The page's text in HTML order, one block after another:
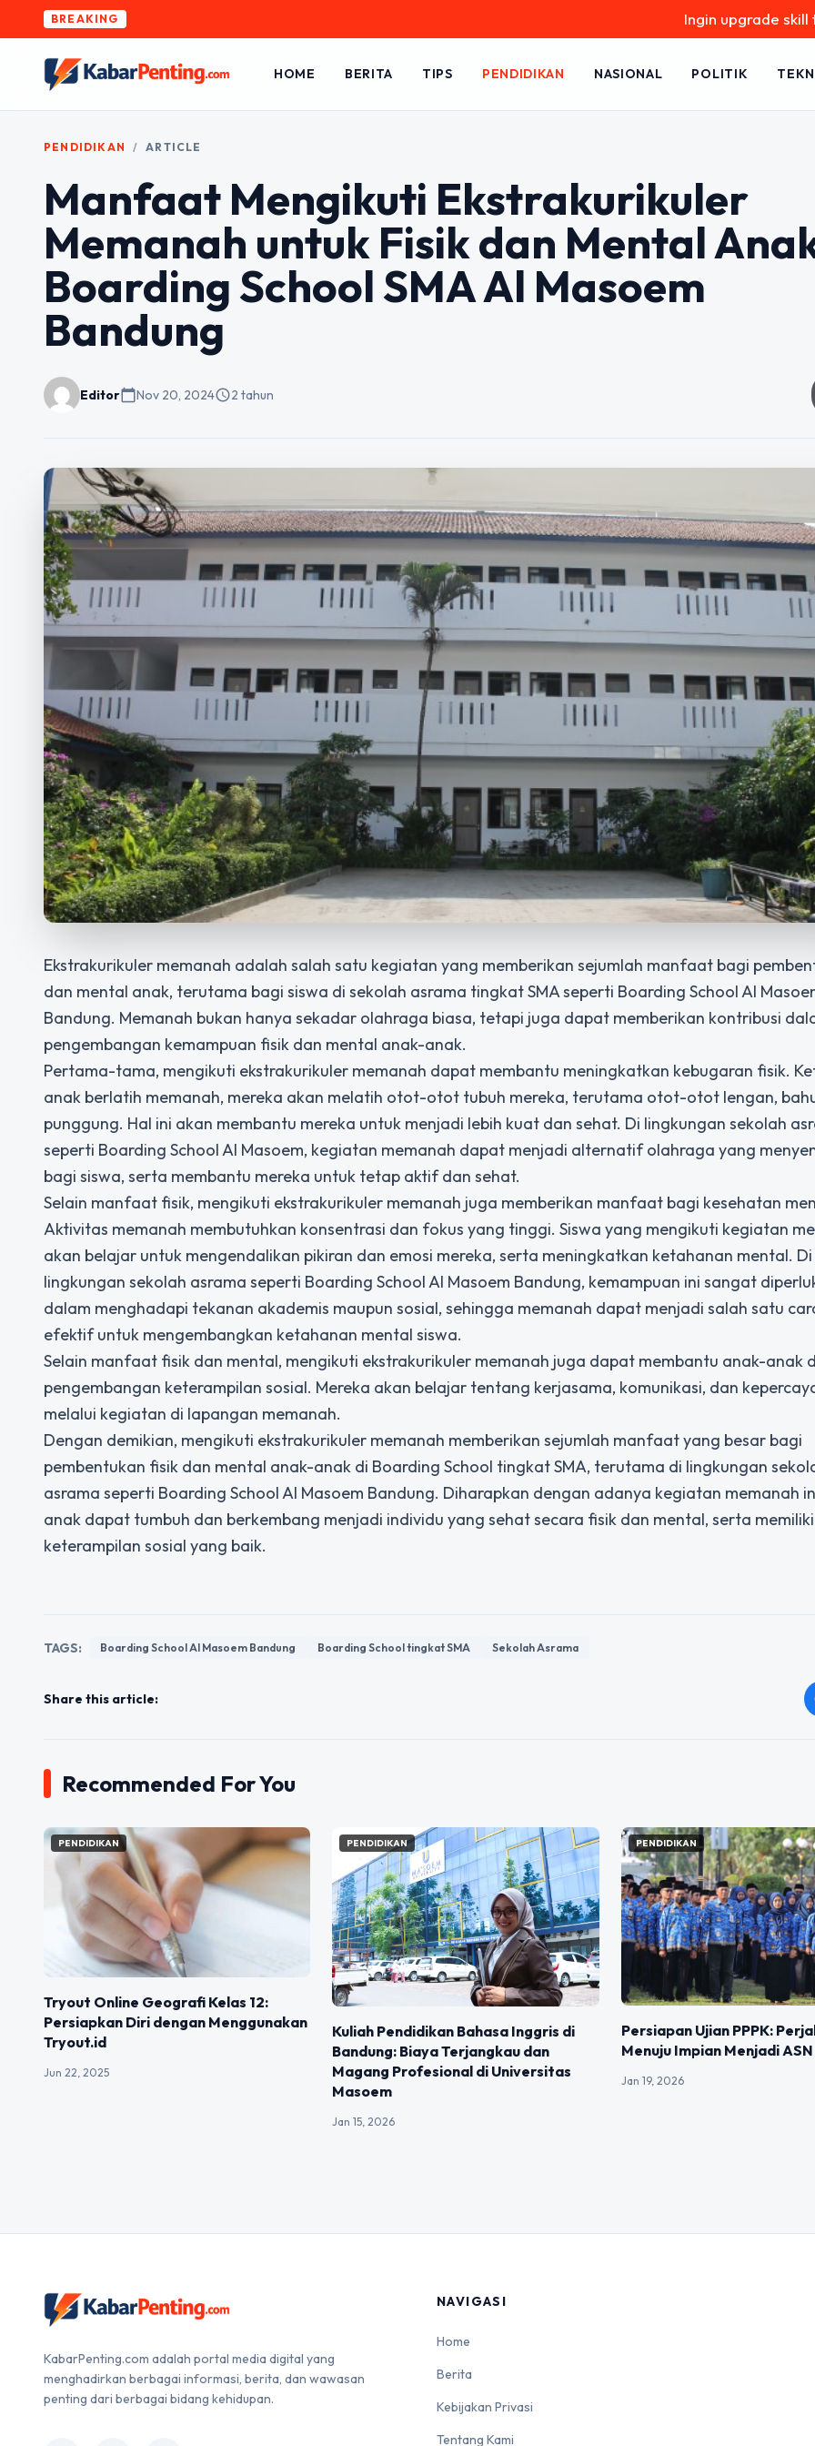
BREAKING Ingin upgrade skill tanpa
HOME BERITA TIPS PENDIDIKAN NASIONAL POLITIK
PENDIDIKAN / ARTICLE
Manfaat Mengikuti Ekstrakurikuler
Memanah untuk Fisik dan Mental
Boarding School SMA Al Masoem
Bandung
Editorcalendar_todayNov 20, 2024schedule2 tahun
Ekstrakurikuler memanah adalah salah satu kegiatan yang memberikan sejumlah manfaat bagi
dan mental anak, terutama bagi siswa di sekolah asrama tingkat SMAseperti Boarding School Al
Bandung. Memanah bukan hanya sekadar olahraga biasa, tetapi juga dapat memberikan kontribusi
pengembangan kemampuan fisik dan mental anak-anak.
Pertama-tama, mengikuti ekstrakurikuler memanah dapat membantu meningkatkan kebugaran fisik.
anak berlatih memanah, mereka akan melatih otot-otot tubuh mereka, terutama otot-otot lengan,
punggung. Hal ini akan membantu mereka untuk menjadi lebih kuat dan sehat. Di lingkungan sekolah
seperti Boarding School Al Masoem, kegiatan memanah dapat menjadi alternatif olahraga yang
bagi siswa, serta membantu mereka untuk tetap aktif dan sehat.
Selain manfaat fisik, mengikuti ekstrakurikuler memanah juga memberikan manfaat bagi kesehatan
Aktivitas memanah membutuhkan konsentrasi dan fokus yang tinggi. Siswa yang mengikuti kegiatan
akan belajar untuk mengendalikan pikiran dan emosi mereka, serta meningkatkan ketahanan mental. Di
lingkungan sekolah asrama seperti Boarding School Al Masoem Bandung, kemampuan ini sangat
dalam menghadapi tekanan akademis maupun sosial, sehingga memanah dapat menjadi salah satu
efektif untuk mengembangkan ketahanan mental siswa.
Selain manfaat fisik dan mental, mengikuti ekstrakurikuler memanah juga dapat membantu anak-anak
pengembangan keterampilan sosial. Mereka akan belajar tentang kerjasama, komunikasi, dan
melalui kegiatan di lapangan memanah.
Dengan demikian, mengikuti ekstrakurikuler memanah memberikan sejumlah manfaat yang besar bagi
pembentukan fisik dan mental anak-anak di Boarding School tingkat SMA, terutama di lingkungan
asrama seperti Boarding School Al Masoem Bandung. Diharapkan dengan adanya kegiatan memanah
anak dapat tumbuh dan berkembang menjadi individu yang sehat secara fisik dan mental, serta memiliki
keterampilan sosial yang baik.
TAGS: Boarding School Al Masoem Bandung Boarding School tingkat SMA Sekolah Asrama
Share this article:
Recommended For You
PENDIDIKAN
Tryout Online Geografi Kelas 12:
Persiapkan Diri dengan Menggunakan
Tryout.id
Jun 22, 2025
PENDIDIKAN
Kuliah Pendidikan Bahasa Inggris di
Bandung: Biaya Terjangkau dan
Magang Profesional di Universitas
Masoem
Jan 15, 2026
PENDIDIKAN
Persiapan Ujian PPPK:
Menuju Impian Menjadi ASN
Jan 19, 2026
KabarPenting.com adalah portal media digital yang
menghadirkan berbagai informasi, berita, dan wawasan
penting dari berbagai bidang kehidupan.
NAVIGASI
Home
Berita
Kebijakan Privasi
Tentang Kami